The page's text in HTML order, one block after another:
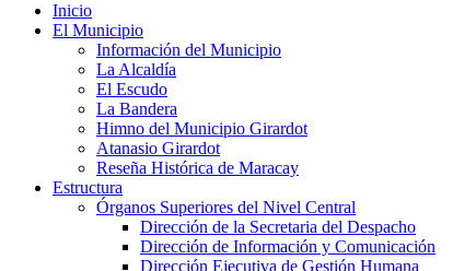
Inicio
El Municipio
Información del Municipio
La Alcaldía
El Escudo
La Bandera
Himno del Municipio Girardot
Atanasio Girardot
Reseña Histórica de Maracay
Estructura
Órganos Superiores del Nivel Central
Dirección de la Secretaria del Despacho
Dirección de Información y Comunicación
Dirección Ejecutiva de Gestión Humana